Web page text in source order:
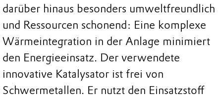
darüber hinaus besonders umweltfreundlich
und Ressourcen schonend: Eine komplexe
Wärmeintegration in der Anlage minimiert
den Energieeinsatz. Der verwendete
innovative Katalysator ist frei von
Schwermetallen. Er nutzt den Einsatzstoff